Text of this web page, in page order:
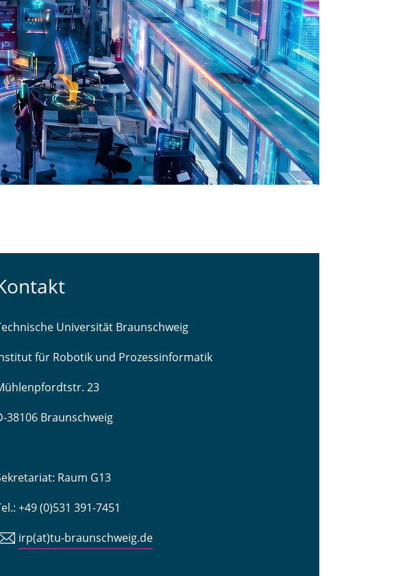
Universität Braunschweig
für Robotik und Prozessinformatik
23
38106 Braunschweig
Raum G13
+49 (0)531 391-7451
irp(at)tu-braunschweig.de